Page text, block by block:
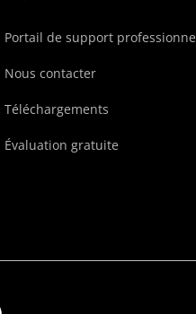
Portail de support
Nous contacter
Téléchargements
Évaluation gratuite